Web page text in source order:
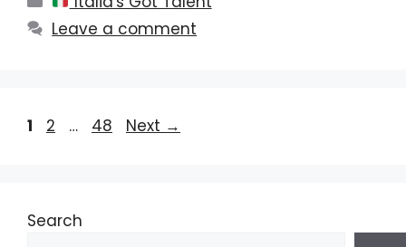
Leave a comment
Page
1 Page
2 … Page
48 Next →
Search